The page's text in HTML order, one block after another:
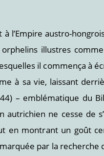
l’Empire austro-
illustres
il commença à
à sa vie, laissant
– emblématique du
autrichien ne cesse de
en montrant un goût
par la recherche